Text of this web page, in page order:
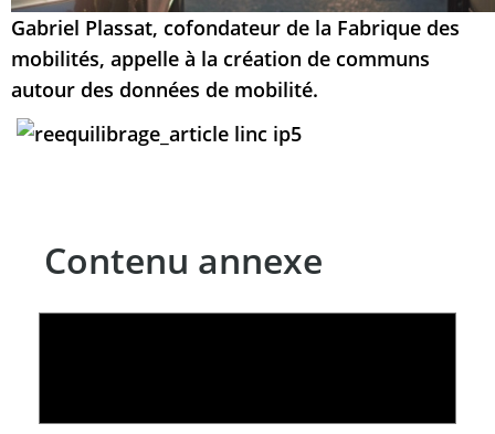
Gabriel Plassat, cofondateur de la Fabrique des
mobilités, appelle à la création de communs
autour des données de mobilité.
Contenu annexe